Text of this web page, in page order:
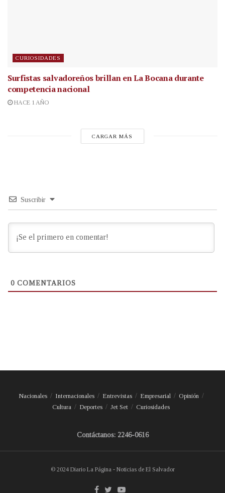
CURIOSIDADES
Surfistas salvadoreños brillan en La Bocana durante
competencia nacional
HACE 1 AÑO
CARGAR MÁS
Suscribir
0 COMENTARIOS
Nacionales Internacionales Entrevistas Empresarial
Opinión
Cultura
Deportes Jet Set Curiosidades
Contáctanos: 2246-0616
© 2024 Diario La Página - Noticias de El Salvador